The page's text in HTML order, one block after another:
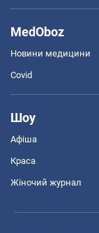
MedOboz
Новини медицини
Covid
Шоу
Афіша
Краса
Жіночий журнал